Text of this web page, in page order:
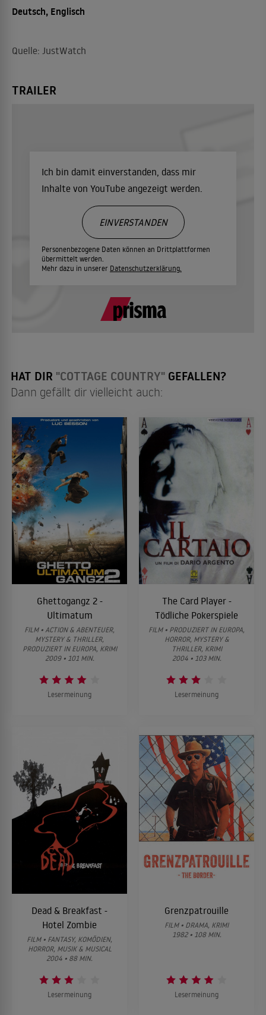
Deutsch, Englisch
Quelle: JustWatch
TRAILER
Ich bin damit einverstanden, dass mir
Inhalte von YouTube angezeigt werden.
Personenbezogene Daten können an Drittplattformen
übermittelt werden.
Mehr dazu in unserer Datenschutzerklärung.
EINVERSTANDEN
HAT DIR "COTTAGE COUNTRY" GEFALLEN?
Dann gefällt dir vielleicht auch:
Ghettogangz 2 -
Ultimatum
FILM • ACTION & ABENTEUER,
MYSTERY & THRILLER,
PRODUZIERT IN EUROPA, KRIMI
2009 • 101 MIN.
Lesermeinung
The Card Player -
Tödliche Pokerspiele
FILM • PRODUZIERT IN EUROPA,
HORROR, MYSTERY &
THRILLER, KRIMI
2004 • 103 MIN.
Lesermeinung
Dead & Breakfast -
Hotel Zombie
FILM • FANTASY, KOMÖDIEN,
HORROR, MUSIK & MUSICAL
2004 • 88 MIN.
Lesermeinung
Grenzpatrouille
FILM • DRAMA, KRIMI
1982 • 108 MIN.
Lesermeinung